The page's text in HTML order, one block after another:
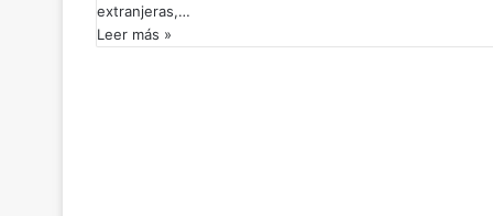
extranjeras,…
Leer más »